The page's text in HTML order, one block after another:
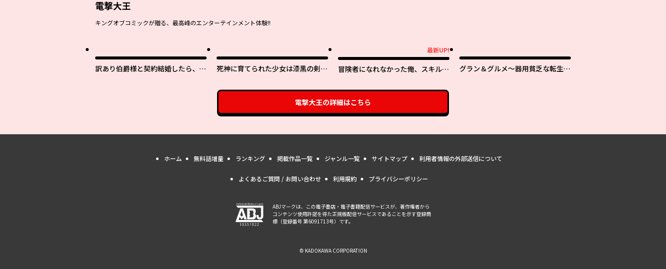
電撃大王
キングオブコミックが贈る、最高峰のエンターテインメント体験!!
訳あり伯爵様と契約結婚したら、義
死神に育てられた少女は漆黒の剣を
最新UP!
冒険者になれなかった俺、スキル
人助け!?
グラン＆グルメ～器用貧乏な転生勇
電撃大王の詳細はこちら
ホーム 無料話増量 ランキング 掲載作品一覧 ジャンル一覧 サイトマップ 利用者情報の外部送信について
よくあるご質問 / お問い合わせ 利用規約 プライバシーポリシー
ABJマークは、この電子書店・電子書籍配信サービスが、著作権者から
コンテンツ使用許諾を得た正規版配信サービスであることを示す登録商
標（登録番号 第6091713号）です。
© KADOKAWA CORPORATION